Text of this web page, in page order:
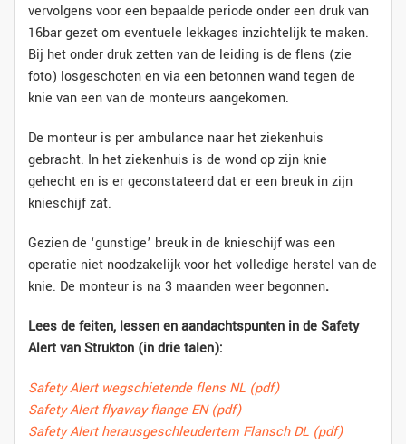
vervolgens voor een bepaalde periode onder een druk van
16bar gezet om eventuele lekkages inzichtelijk te maken.
Bij het onder druk zetten van de leiding is de flens (zie
foto) losgeschoten en via een betonnen wand tegen de
knie van een van de monteurs aangekomen.
De monteur is per ambulance naar het ziekenhuis
gebracht. In het ziekenhuis is de wond op zijn knie
gehecht en is er geconstateerd dat er een breuk in zijn
knieschijf zat.
Gezien de ‘gunstige’ breuk in de knieschijf was een
operatie niet noodzakelijk voor het volledige herstel van de
knie. De monteur is na 3 maanden weer begonnen.
Lees de feiten, lessen en aandachtspunten inde Safety
Alert van Strukton (in drie talen):
Safety Alert wegschietende flens NL (pdf)
Safety Alert flyaway flange EN (pdf)
Safety Alert herausgeschleudertem Flansch DL (pdf)